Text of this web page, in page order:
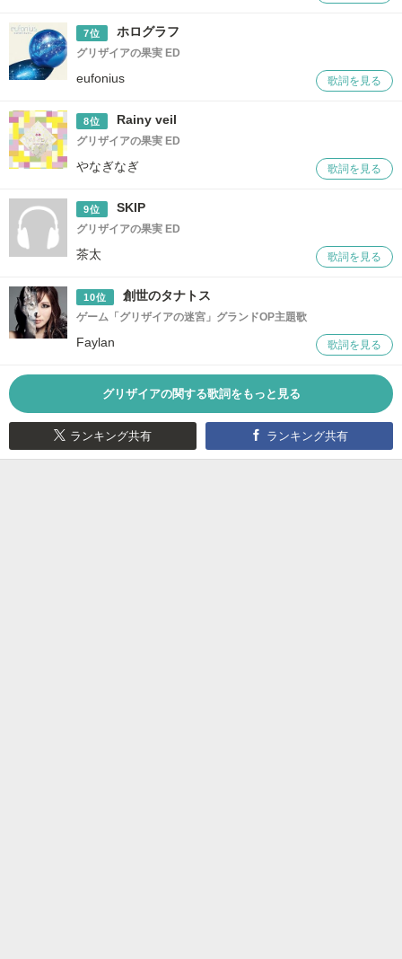
7位 ホログラフ
グリザイアの果実 ED
eufonius 歌詞を見る
8位 Rainy veil
グリザイアの果実 ED
やなぎなぎ 歌詞を見る
9位 SKIP
グリザイアの果実 ED
茶太 歌詞を見る
10位 創世のタナトス
ゲーム「グリザイアの迷宮」グランドOP主題歌
Faylan 歌詞を見る
グリザイアの関する歌詞をもっと見る
ランキング共有 ランキング共有